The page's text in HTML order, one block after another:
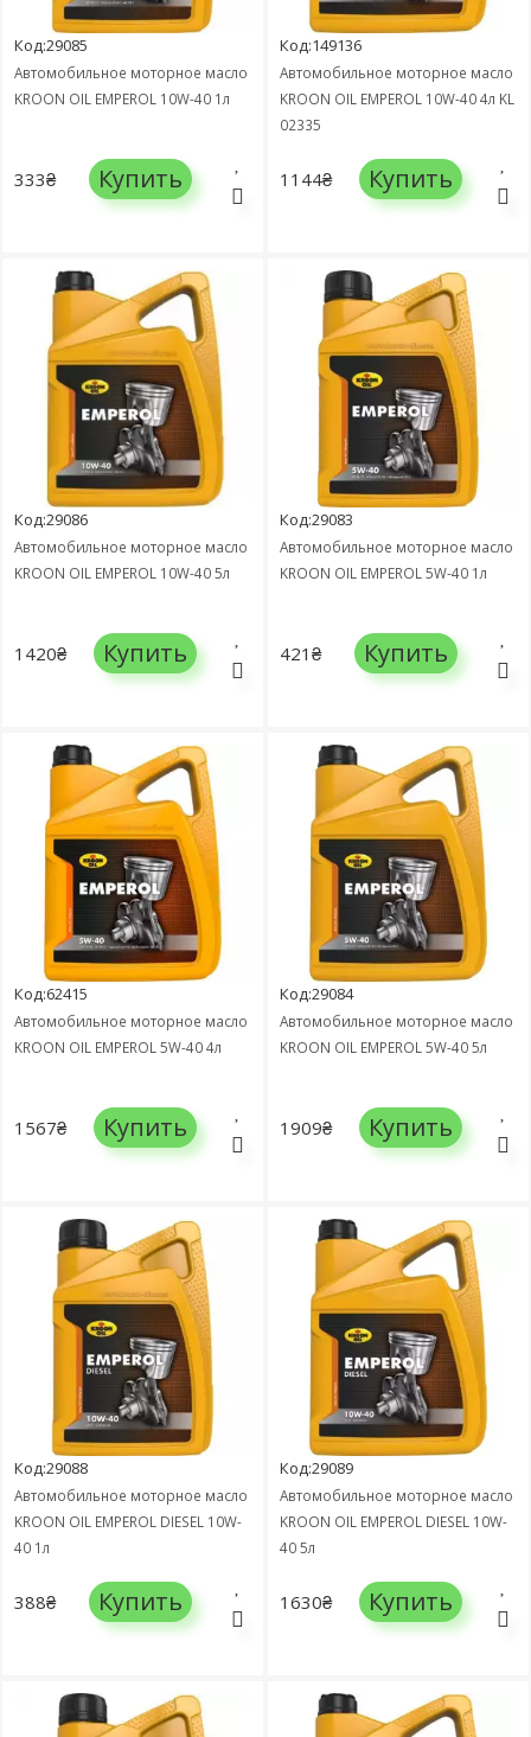
Код:29085
Автомобильное моторное масло
KROON OIL EMPEROL 10W-40 1л
333₴ Купить
Код:149136
Автомобильное моторное масло
KROON OIL EMPEROL 10W-40 4л KL
02335
1144₴ Купить
Код:29086
Автомобильное моторное масло
KROON OIL EMPEROL 10W-40 5л
1420₴ Купить
Код:29083
Автомобильное моторное масло
KROON OIL EMPEROL 5W-40 1л
421₴ Купить
Код:62415
Автомобильное моторное масло
KROON OIL EMPEROL 5W-40 4л
1567₴ Купить
Код:29084
Автомобильное моторное масло
KROON OIL EMPEROL 5W-40 5л
1909₴ Купить
Код:29088
Автомобильное моторное масло
KROON OIL EMPEROL DIESEL 10W-
40 1л
388₴ Купить
Код:29089
Автомобильное моторное масло
KROON OIL EMPEROL DIESEL 10W-
40 5л
1630₴ Купить